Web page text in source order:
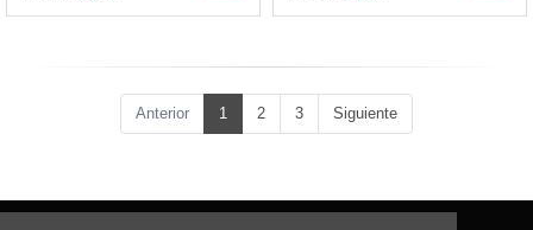
Anterior 1 2 3 Siguiente